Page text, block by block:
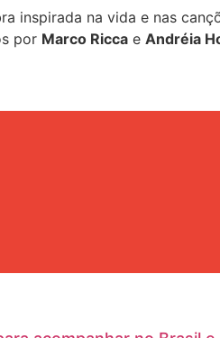
inspirada na vida e nas
por Marco Ricca e Andréia